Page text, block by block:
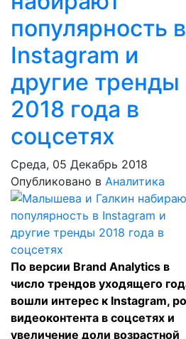
популярность в
Instagram и
другие тренды
2018 года в
соцсетях
Среда, 05 Декабрь 2018
Опубликовано в Аналитика
По версии Brand Analytics в
число трендов уходящего
вошли интерес к Instagram,
видеоконтента в соцсетях и
увеличение доли возрастной